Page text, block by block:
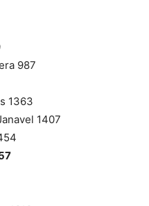
987
1363
1407